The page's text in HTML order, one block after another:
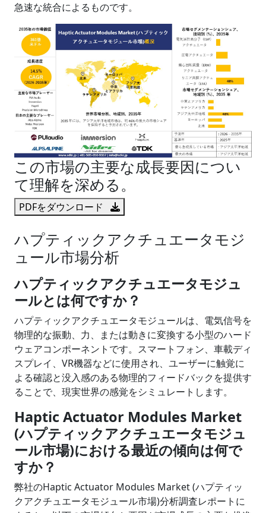
急速な統合によるものです。
この市場の主要な成長要因につい
て理解を深める。
PDFをダウンロード
ハプティックアクチュエータモジ
ュール市場分析
ハプティックアクチュエータモジュ
ールとは何ですか？
ハプティックアクチュエータモジュールは、電気信号を
物理的な振動、力、または動きに変換する小型のハード
ウェアコンポーネントです。スマートフォン、車載ディ
スプレイ、VR機器などに使用され、ユーザーに触覚に
よる確認と没入感のある物理的フィードバックを提供す
ることで、現実世界の感覚をシミュレートします。
Haptic Actuator Modules Market
(ハプティックアクチュエータモジュ
ール市場)における最近の傾向は何で
すか？
弊社のHaptic Actuator Modules Market (ハプティッ
クアクチュエータモジュール市場)分析調査レポートに